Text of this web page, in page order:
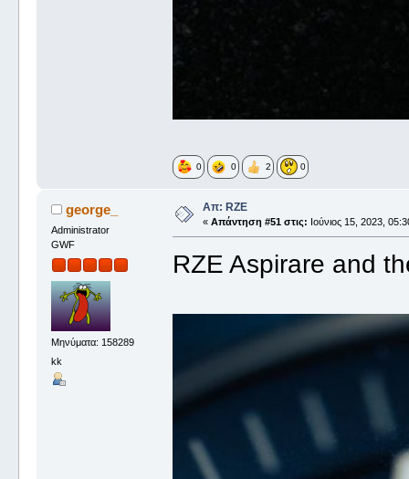
0 0 2 0
george_
Administrator
GWF
Μηνύματα: 158289
kk
Απ: RZE
« Απάντηση #51 στις: Ιούνιος 15, 2023,
RZE Aspirare and